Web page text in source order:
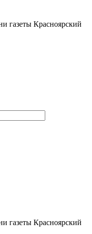
газеты Красноярский
газеты Красноярский